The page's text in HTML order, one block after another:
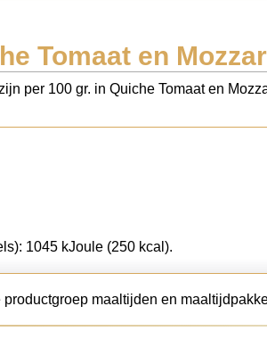
Tomaat en
per 100 gr. in Quiche Tomaat en
1045 kJoule (250 kcal).
maaltijden en